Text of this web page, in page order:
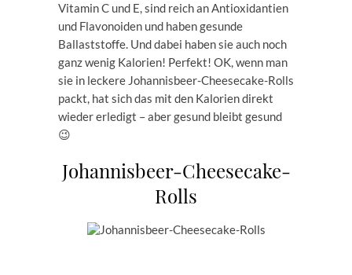
Vitamin C und E, sind reich an Antioxidantien
und Flavonoiden und haben gesunde
Ballaststoffe. Und dabei haben sie auch noch
ganz wenig Kalorien! Perfekt! OK, wenn man
sie in leckere Johannisbeer-Cheesecake-Rolls
packt, hat sich das mit den Kalorien direkt
wieder erledigt – aber gesund bleibt gesund
😉
Johannisbeer-Cheesecake-
Rolls